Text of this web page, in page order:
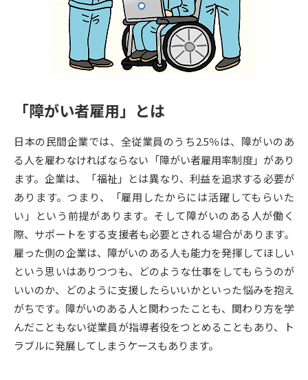
留学・進学関連、塾・予備校
大学入学共通テスト「受験案
内」の請求
大学入学共通テスト「受験上の
配慮案内」の請求
高等学校卒業程度認定試験
高等学校（情報）教員資格認定
大学研究 大学検索
大学で学べる内容や特徴を調べる
新増設大学・学部・学科特集
国際・グローバルに強い大学特
集
データサイエンス特集 奨学金・特待生制度特集
デジタルパンフレット 進路の３択
「障がい者雇用」とは
日本の民間企業では、全従業員のうち2.5％は、障がいのあ
る人を雇わなければならない「障がい者雇用率制度」があり
ます。企業は、「福祉」とは異なり、利益を追求する必要が
あります。つまり、「雇用したからには活躍してもらいた
い」という前提があります。そして障がいのある人が働く
際、サポートをする支援者も必要とされる場合があります。
雇った側の企業は、障がいのある人も能力を発揮してほしい
という思いはありつつも、どのような仕事をしてもらうのが
いいのか、どのように支援したらいいかといった悩みを抱え
がちです。障がいのある人と関わったことも、関わり方を学
んだこともない従業員が指導者役をつとめることもあり、ト
ラブルに発展してしまうケースもあります。